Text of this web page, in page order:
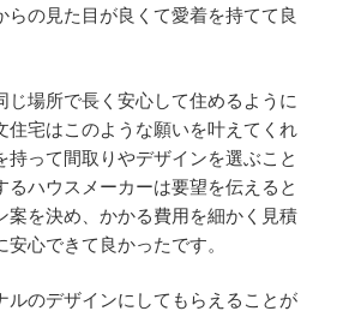
らの見た目が良くて愛着を持てて良
じ場所で長く安心して住めるように
住宅はこのような願いを叶えてくれ
持って間取りやデザインを選ぶこと
るハウスメーカーは要望を伝えると
案を決め、かかる費用を細かく見積
安心できて良かったです。
ルのデザインにしてもらえることが